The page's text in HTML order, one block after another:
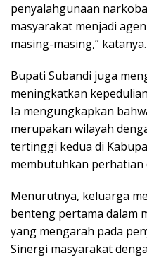
penyalahgunaan
masyarakat menjadi
masing-masing,” katanya.
Bupati Subandi juga
meningkatkan
Ia mengungkapkan
merupakan wilayah
tertinggi kedua di
membutuhkan perhatian
Menurutnya, keluarga
benteng pertama dalam
yang mengarah pada
Sinergi masyarakat